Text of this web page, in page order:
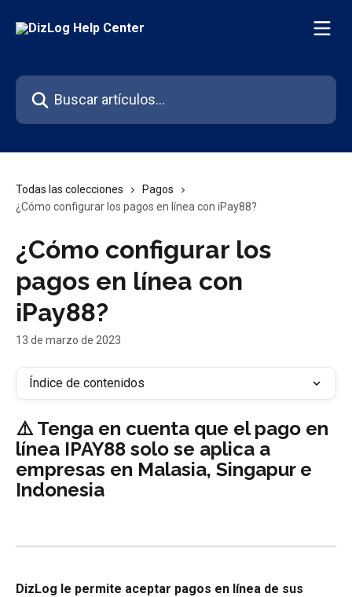
Buscar artículos...
Todas las colecciones
Pagos
¿Cómo configurar los pagos en línea con iPay88?
¿Cómo configurar los
pagos en línea con
iPay88?
13 de marzo de 2023
Índice de contenidos
⚠️ Tenga en cuenta que el pago en
línea IPAY88 solo se aplica a
empresas en Malasia, Singapur e
Indonesia
DizLog le permite aceptar pagos en línea de sus